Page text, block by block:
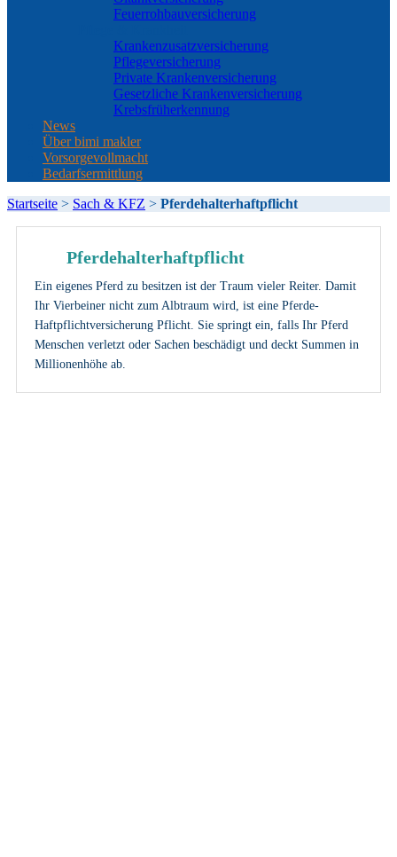
Feuerrohbauversicherung
Krankenzusatzversicherung
Pflegeversicherung
Private Krankenversicherung
Gesetzliche Krankenversicherung
Krebsfrüherkennung
News
Über bimi makler
Vorsorgevollmacht
Bedarfsermittlung
Startseite > Sach & KFZ > Pferdehalterhaftpflicht
Pferdehalterhaftpflicht
Ein eigenes Pferd zu besitzen ist der Traum vieler Reiter. Damit
Ihr Vierbeiner nicht zum Albtraum wird, ist eine Pferde-
Haftpflichtversicherung Pflicht. Sie springt ein, falls Ihr Pferd
Menschen verletzt oder Sachen beschädigt und deckt Summen in
Millionenhöhe ab.